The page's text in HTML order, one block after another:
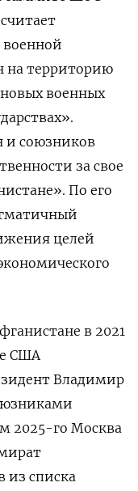
на территорию
военных
и союзников
за свое
По его
целей
в 2021
США
Владимир
2025-го Москва
из списка